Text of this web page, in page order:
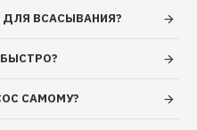
ВСАСЫВАНИЯ?
САМОМУ?